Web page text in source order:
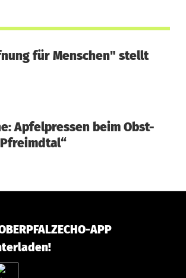
für Menschen" stellt
Apfelpressen beim Obst-
APP